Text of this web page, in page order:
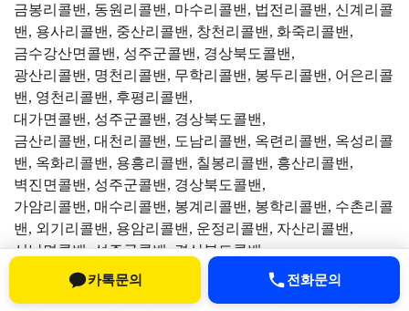
금봉리콜밴, 동원리콜밴, 마수리콜밴, 법전리콜밴, 신계리콜
밴, 용사리콜밴, 중산리콜밴, 창천리콜밴, 화죽리콜밴,
금수강산면콜밴, 성주군콜밴, 경상북도콜밴,
광산리콜밴, 명천리콜밴, 무학리콜밴, 봉두리콜밴, 어은리콜
밴, 영천리콜밴, 후평리콜밴,
대가면콜밴, 성주군콜밴, 경상북도콜밴,
금산리콜밴, 대천리콜밴, 도남리콜밴, 옥련리콜밴, 옥성리콜
밴, 옥화리콜밴, 용흥리콜밴, 칠봉리콜밴, 흥산리콜밴,
벽진면콜밴, 성주군콜밴, 경상북도콜밴,
가암리콜밴, 매수리콜밴, 봉계리콜밴, 봉학리콜밴, 수촌리콜
밴, 외기리콜밴, 용암리콜밴, 운정리콜밴, 자산리콜밴,
선남면콜밴, 성주군콜밴, 경상북도콜밴,
관화리콜밴, 도성리콜밴, 도흥리콜밴, 동암리콜밴, 문방리콜
밴, 명포리콜밴, 선원리콜밴, 성원리콜밴, 소학리콜밴, 신부
카톡문의 전화문의